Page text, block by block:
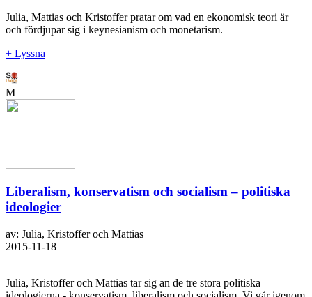
Julia, Mattias och Kristoffer pratar om vad en ekonomisk teori är
och fördjupar sig i keynesianism och monetarism.
+ Lyssna
M
Liberalism, konservatism och socialism – politiska
ideologier
av: Julia, Kristoffer och Mattias
2015-11-18
Julia, Kristoffer och Mattias tar sig an de tre stora politiska